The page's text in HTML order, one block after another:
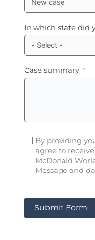
In which state did
Case summary
By providing
agree to
McDonald
Message and
Submit Form